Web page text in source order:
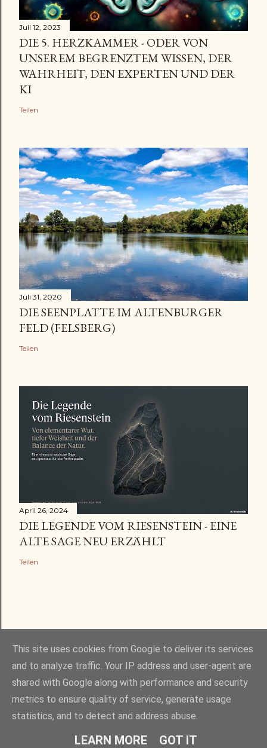
Juli 12, 2023
DIE 5. HERZKAMMER - ODER VON
UNSEREM BEGRENZTEM WISSEN, DER
WAHRHEIT, DEN EXPERTEN UND DER
KI
Teilen
Juli 31, 2020
DIE SEENPLATTE IM ALTENBURGER
FELD (FELSBERG)
Teilen
April 26, 2024
DIE LEGENDE VOM RIESENSTEIN - EINE
ALTE SAGE NEU ERZÄHLT
Teilen
Powered by Blogger
alle Rechte vorbehalten - © 2020 - 2026 Hans Jürgen Groß
This site uses cookies from Google to deliver its services
and to analyze traffic. Your IP address and user-agent are
shared with Google along with performance and security
metrics to ensure quality of service, generate usage
statistics, and to detect and address abuse.
LEARN MORE GOT IT